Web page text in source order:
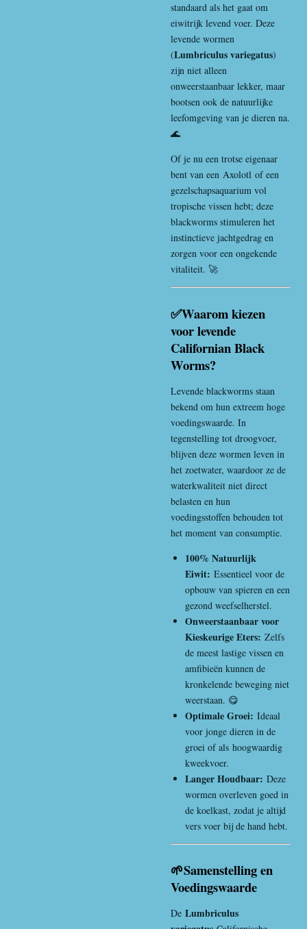
standaard als het gaat om
eiwitrijk levend voer. Deze
levende wormen
(Lumbriculus variegatus)
zijn niet alleen
onweerstaanbaar lekker, maar
bootsen ook de natuurlijke
leefomgeving van je dieren na.
🌊
Of je nu een trotse eigenaar
bent van een Axolotl of een
gezelschapsaquarium vol
tropische vissen hebt; deze
blackworms stimuleren het
instinctieve jachtgedrag en
zorgen voor een ongekende
vitaliteit. 🚀
✅Waarom kiezen
voor levende
Californian Black
Worms?
Levende blackworms staan
bekend om hun extreem hoge
voedingswaarde. In
tegenstelling tot droogvoer,
blijven deze wormen leven in
het zoetwater, waardoor ze de
waterkwaliteit niet direct
belasten en hun
voedingsstoffen behouden tot
het moment van consumptie.
100% Natuurlijk
Eiwit: Essentieel voor de
opbouw van spieren en een
gezond weefselherstel.
Onweerstaanbaar voor
Kieskeurige Eters: Zelfs
de meest lastige vissen en
amfibieën kunnen de
kronkelende beweging niet
weerstaan. 😋
Optimale Groei: Ideaal
voor jonge dieren in de
groei of als hoogwaardig
kweekvoer.
Langer Houdbaar: Deze
wormen overleven goed in
de koelkast, zodat je altijd
vers voer bij de hand hebt.
🌱Samenstelling en
Voedingswaarde
De Lumbriculus